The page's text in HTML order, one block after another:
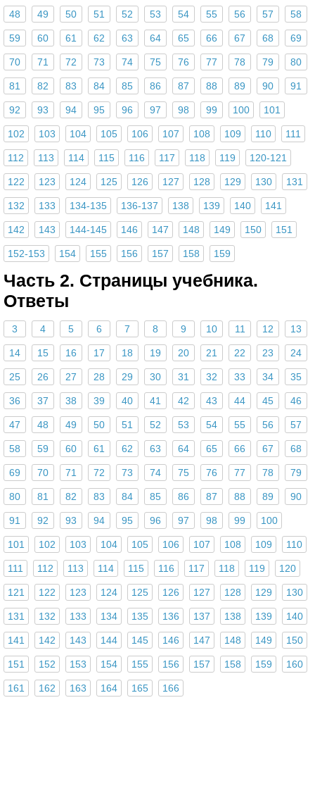
48 49 50 51 52 53 54 55 56 57 58
59 60 61 62 63 64 65 66 67 68 69
70 71 72 73 74 75 76 77 78 79 80
81 82 83 84 85 86 87 88 89 90 91
92 93 94 95 96 97 98 99 100 101
102 103 104 105 106 107 108 109 110 111
112 113 114 115 116 117 118 119 120-121
122 123 124 125 126 127 128 129 130 131
132 133 134-135 136-137 138 139 140 141
142 143 144-145 146 147 148 149 150 151
152-153 154 155 156 157 158 159
Часть 2. Страницы учебника.
Ответы
3 4 5 6 7 8 9 10 11 12 13
14 15 16 17 18 19 20 21 22 23 24
25 26 27 28 29 30 31 32 33 34 35
36 37 38 39 40 41 42 43 44 45 46
47 48 49 50 51 52 53 54 55 56 57
58 59 60 61 62 63 64 65 66 67 68
69 70 71 72 73 74 75 76 77 78 79
80 81 82 83 84 85 86 87 88 89 90
91 92 93 94 95 96 97 98 99 100
101 102 103 104 105 106 107 108 109 110
111 112 113 114 115 116 117 118 119 120
121 122 123 124 125 126 127 128 129 130
131 132 133 134 135 136 137 138 139 140
141 142 143 144 145 146 147 148 149 150
151 152 153 154 155 156 157 158 159 160
161 162 163 164 165 166